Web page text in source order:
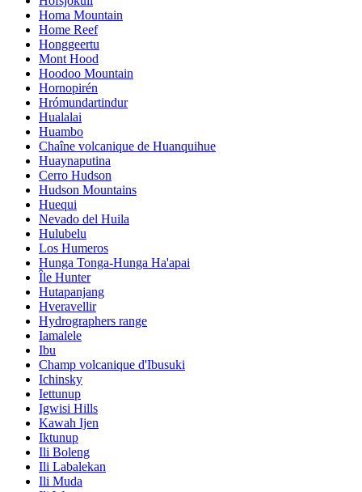
Homa Mountain
Home Reef
Honggeertu
Mont Hood
Hoodoo Mountain
Hornopirén
Hrómundartindur
Hualalai
Huambo
Chaîne volcanique de Huanquihue
Huaynaputina
Cerro Hudson
Hudson Mountains
Huequi
Nevado del Huila
Hulubelu
Los Humeros
Hunga Tonga-Hunga Ha'apai
Île Hunter
Hutapanjang
Hveravellir
Hydrographers range
Iamalele
Ibu
Champ volcanique d'Ibusuki
Ichinsky
Iettunup
Igwisi Hills
Kawah Ijen
Iktunup
Ili Boleng
Ili Labalekan
Ili Muda